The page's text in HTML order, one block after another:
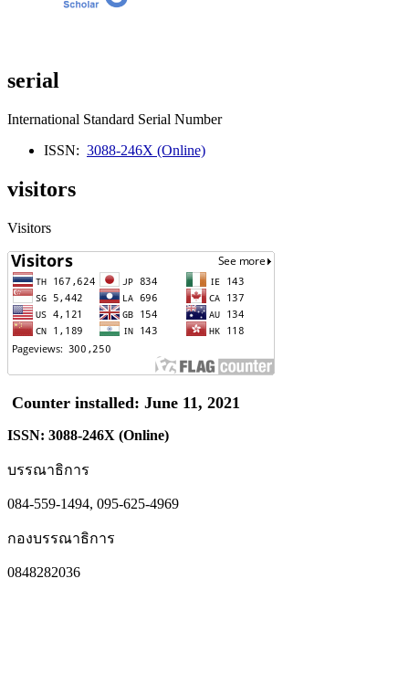
serial
International Standard Serial Number
ISSN: 3088-246X (Online)
visitors
Visitors
Counter installed: June 11, 2021
ISSN: 3088-246X (Online)
บรรณาธิการ
084-559-1494, 095-625-4969
กองบรรณาธิการ
0848282036